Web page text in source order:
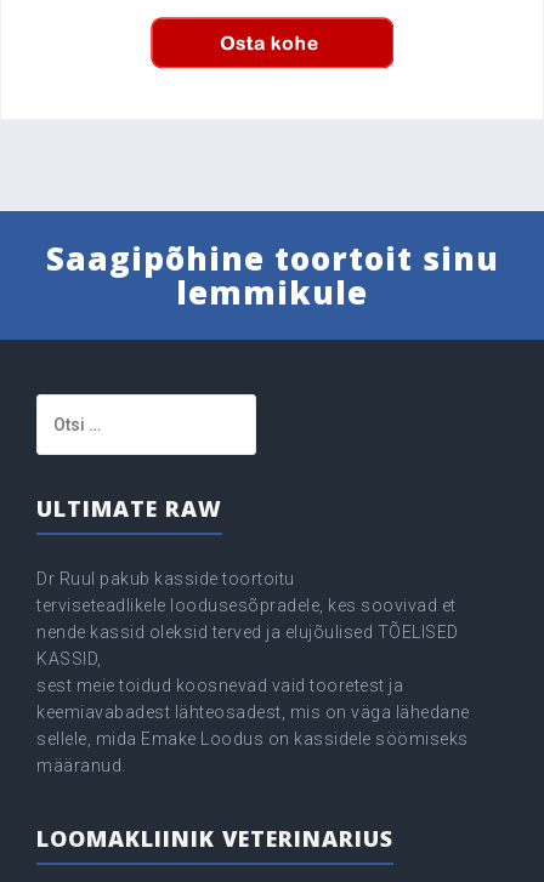
Saagipõhine toortoit sinu
lemmikule
ULTIMATE RAW
Dr Ruul pakub kasside toortoitu
terviseteadlikele loodusesõpradele, kes soovivad et
nende kassid oleksid terved ja elujõulised TÕELISED
KASSID,
sest meie toidud koosnevad vaid tooretest ja
keemiavabadest lähteosadest, mis on väga lähedane
sellele, mida Emake Loodus on kassidele söömiseks
määranud.
LOOMAKLIINIK VETERINARIUS